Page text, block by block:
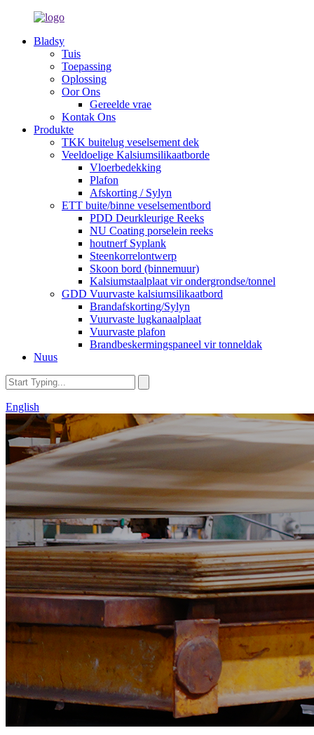
Bladsy
Tuis
Toepassing
Oplossing
Oor Ons
Gereelde vrae
Kontak Ons
Produkte
TKK buitelug veselsement dek
Veeldoelige Kalsiumsilikaatborde
Vloerbedekking
Plafon
Afskorting / Sylyn
ETT buite/binne veselsementbord
PDD Deurkleurige Reeks
NU Coating porselein reeks
houtnerf Syplank
Steenkorrelontwerp
Skoon bord (binnemuur)
Kalsiumstaalplaat vir ondergrondse/tonnel
GDD Vuurvaste kalsiumsilikaatbord
Brandafskorting/Sylyn
Vuurvaste lugkanaalplaat
Vuurvaste plafon
Brandbeskermingspaneel vir tonneldak
Nuus
English